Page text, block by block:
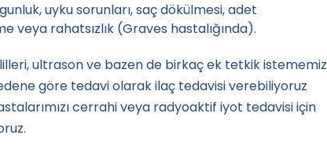
uyku sorunları, saç dökülmesi, adet
veya rahatsızlık (Graves hastalığında).
ultrason ve bazen de birkaç ek tetkik istememiz
göre tedavi olarak ilaç tedavisi verebiliyoruz
cerrahi veya radyoaktif iyot tedavisi için